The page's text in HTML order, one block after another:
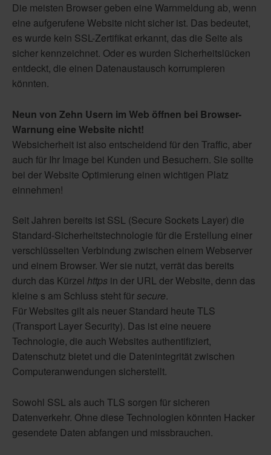
Die meisten Browser geben eine Warnmeldung ab, wenn
eine aufgerufene Website nicht sicher ist. Das bedeutet,
es wurde kein SSL-Zertifikat erkannt, das die Seite als
sicher kennzeichnet. Oder es wurden Sicherheitslücken
entdeckt, die einen Datenaustausch korrumpieren
könnten.
Neun von Zehn Usern im Web öffnen bei Browser-
Warnung eine Website nicht!
Websicherheit ist also entscheidend für den Traffic, aber
auch für Ihr Image bei Kunden und Besuchern. Sie sollte
bei der Website Optimierung einen wichtigen Platz
einnehmen!
Seit Jahren bereits ist SSL (Secure Sockets Layer) die
Standard-Sicherheitstechnologie für die Erstellung einer
verschlüsselten Verbindung zwischen einem Webserver
und einem Browser. Wer sie nutzt, verrät das bereits
durch das Kürzel https in der URL der Website, denn das
kleine s am Schluss steht fürsecure.
Für Websites gilt als neuer Standard heute TLS
(Transport Layer Security). Das ist eine neuere
Technologie, die auch Websites authentifiziert,
Datenschutz bietet und die Datenintegrität zwischen
Computeranwendungen sicherstellt.
Sowohl SSL als auch TLS sorgen für sicheren
Datenverkehr. Ohne diese Technologien könnten Hacker
gesendete Daten abfangen und missbrauchen.